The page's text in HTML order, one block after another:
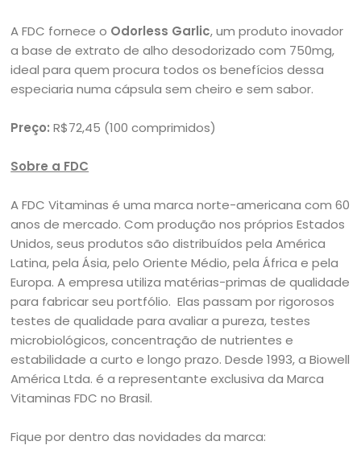
A FDC fornece o Odorless Garlic, um produto inovador
a base de extrato de alho desodorizado com 750mg,
ideal para quem procura todos os benefícios dessa
especiaria numa cápsula sem cheiro e sem sabor.
Preço:R$72,45 (100 comprimidos)
Sobre a FDC
A FDC Vitaminas é uma marca norte-americana com 60
anos de mercado. Com produção nos próprios Estados
Unidos, seus produtos são distribuídos pela América
Latina, pela Ásia, pelo Oriente Médio, pela África e pela
Europa. A empresa utiliza matérias-primas de qualidade
para fabricar seu portfólio. Elas passam por rigorosos
testes de qualidade para avaliar a pureza, testes
microbiológicos, concentração de nutrientes e
estabilidade a curto e longo prazo. Desde 1993, a Biowell
América Ltda. é a representante exclusiva da Marca
Vitaminas FDC no Brasil.
Fique por dentro das novidades da marca: